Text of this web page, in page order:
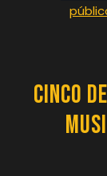
Cinco